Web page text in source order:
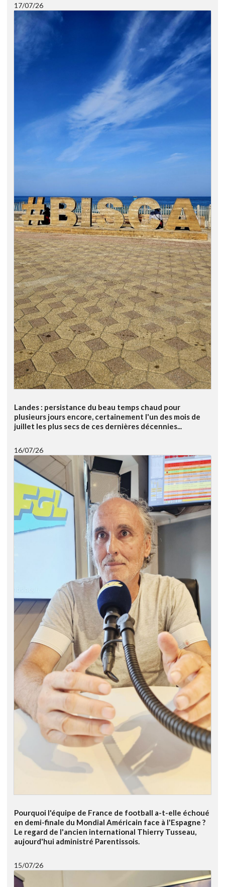
17/07/26
Landes : persistance du beau temps chaud pour
plusieurs jours encore, certainement l'un des mois de
juillet les plus secs de ces dernières décennies...
16/07/26
Pourquoi l'équipe de France de football a-t-elle échoué
en demi-finale du Mondial Américain face à l'Espagne ?
Le regard de l'ancien international Thierry Tusseau,
aujourd'hui administré Parentissois.
15/07/26